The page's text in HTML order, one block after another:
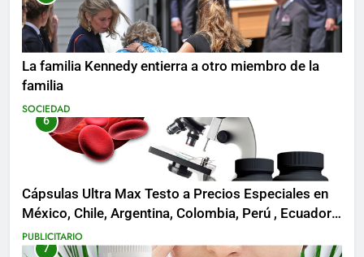
La familia Kennedy entierra a otro miembro de la
familia
SOCIEDAD
6
Cápsulas Ultra Max Testo a Precios Especiales en
México, Chile, Argentina, Colombia, Perú , Ecuador,
Costa Rica y Más
PUBLICITARIO
7